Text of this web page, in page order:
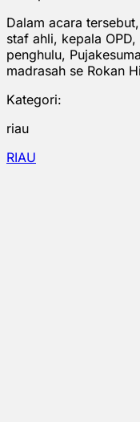
Dalam acara
staf ahli, kepala
penghulu,
madrasah se Rokan
Kategori:
riau
RIAU